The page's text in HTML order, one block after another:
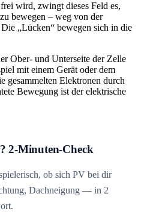
wird, zwingt dieses Feld es,
bewegen – weg von der
„Lücken“ bewegen sich in die
Ober- und Unterseite der Zelle
mit einem Gerät oder dem
gesammelten Elektronen durch
Bewegung ist der elektrische
2-Minuten-Check
ob sich PV bei dir
Dachneigung — in 2